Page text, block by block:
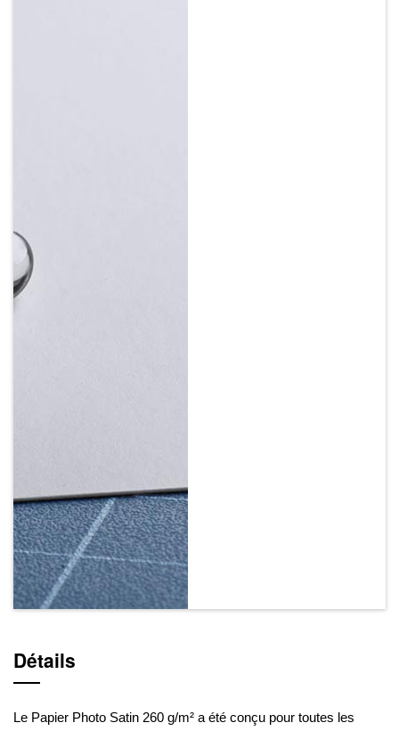
Détails
Le Papier Photo Satin 260 g/m² a été conçu pour toutes les